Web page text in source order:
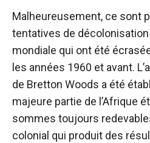
Malheureusement, ce sont
tentatives de décolonisation
mondiale qui ont été
les années 1960 et avant.
de Bretton Woods a été
majeure partie de l’Afrique
sommes toujours
colonial qui produit des